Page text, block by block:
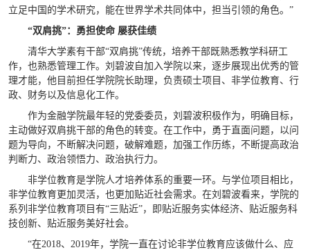
立足中国的学术研究，能在世界学术共同体中，担当引领的角色。”
“双肩挑”：勇担使命 屡获佳绩
清华大学素有干部“双肩挑”传统，培养干部既熟悉教学科研工
作，也熟悉管理工作。刘碧波自加入学院以来，逐步展现出优秀的管
理才能，他目前担任学院院长助理，负责硕士项目、非学位教育、行
政、财务以及信息化工作。
作为金融学院最年轻的党委委员，刘碧波积极作为，明确目标，
主动做好双肩挑干部的角色的转变。在工作中，勇于直面问题，以问
题为导向，不断解决问题，破解难题，加强工作历练，不断提高政治
判断力、政治领悟力、政治执行力。
非学位教育是学院人才培养体系的重要一环。与学位项目相比，
非学位教育更加灵活，也更加贴近社会需求。在刘碧波看来，学院的
系列非学位教育项目有“三贴近”，即贴近服务实体经济、贴近服务科
技创新、贴近服务美好社会。
“在2018、2019年，学院一直在讨论非学位教育应该做什么、应